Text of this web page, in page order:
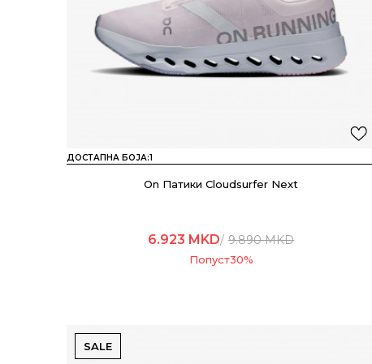
ДОСТАПНА БОЈА:1
On Патики Cloudsurfer Next
6.923 MKD 9.890MKD
Попуст30%
SALE